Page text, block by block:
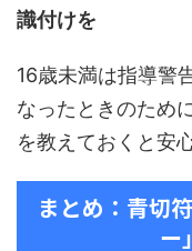
識付けを
16歳未満は指導警
なったときのため
を教えておくと安
まとめ：青切
ー